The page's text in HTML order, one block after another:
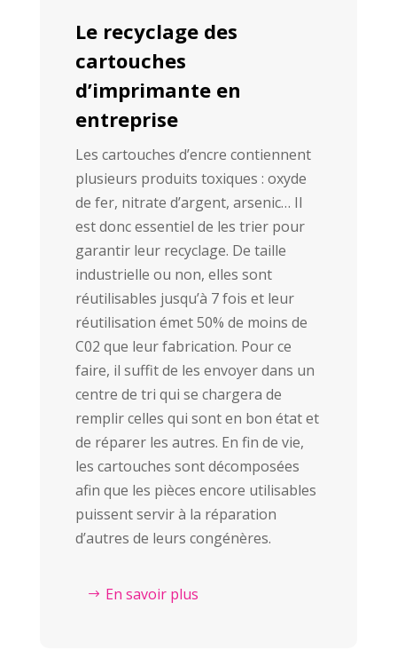
Le recyclage des
cartouches
d’imprimante en
entreprise
Les cartouches d’encre contiennent
plusieurs produits toxiques : oxyde
de fer, nitrate d’argent, arsenic… Il
est donc essentiel de les trier pour
garantir leur recyclage. De taille
industrielle ou non, elles sont
réutilisables jusqu’à 7 fois et leur
réutilisation émet 50% de moins de
C02 que leur fabrication. Pour ce
faire, il suffit de les envoyer dans un
centre de tri qui se chargera de
remplir celles qui sont en bon état et
de réparer les autres. En fin de vie,
les cartouches sont décomposées
afin que les pièces encore utilisables
puissent servir à la réparation
d’autres de leurs congénères.
En savoir plus